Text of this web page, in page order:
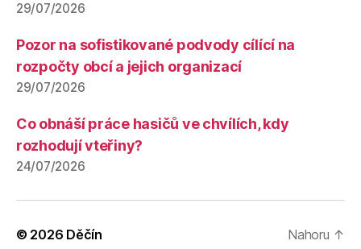
29/07/2026
Pozor na sofistikované podvody cílící na
rozpočty obcí a jejich organizací
29/07/2026
Co obnáší práce hasičů ve chvílích, kdy
rozhodují vteřiny?
24/07/2026
© 2026 Děčín Nahoru ↑